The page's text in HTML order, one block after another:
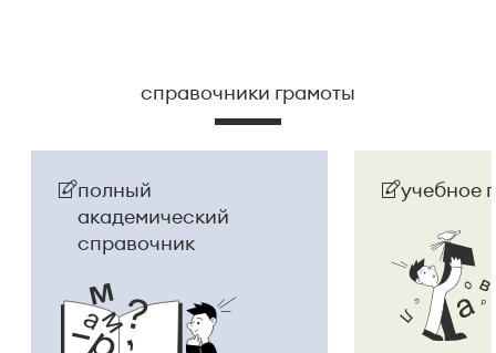
справочники грамоты
полный
академический
справочник
учебное